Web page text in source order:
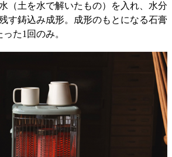
（土を水で解いたもの）を入れ、水分
す鋳込み成形。成形のもとになる石膏
た1回のみ。